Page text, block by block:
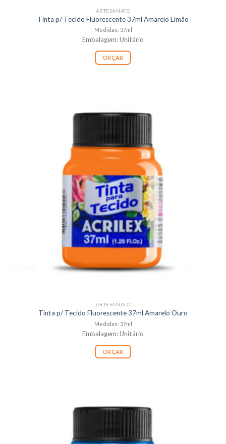
ARTESANATO
Tinta p/ Tecido Fluorescente 37ml Amarelo Limão
Medidas: 37ml
Embalagem: Unitário
ORÇAR
ARTESANATO
Tinta p/ Tecido Fluorescente 37ml Amarelo Ouro
Medidas: 37ml
Embalagem: Unitário
ORÇAR